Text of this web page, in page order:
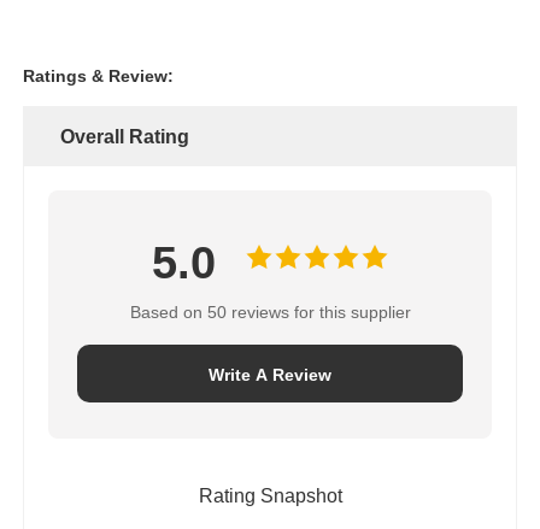
Ratings & Review:
Overall Rating
5.0
Based on 50 reviews for this supplier
Write A Review
Rating Snapshot